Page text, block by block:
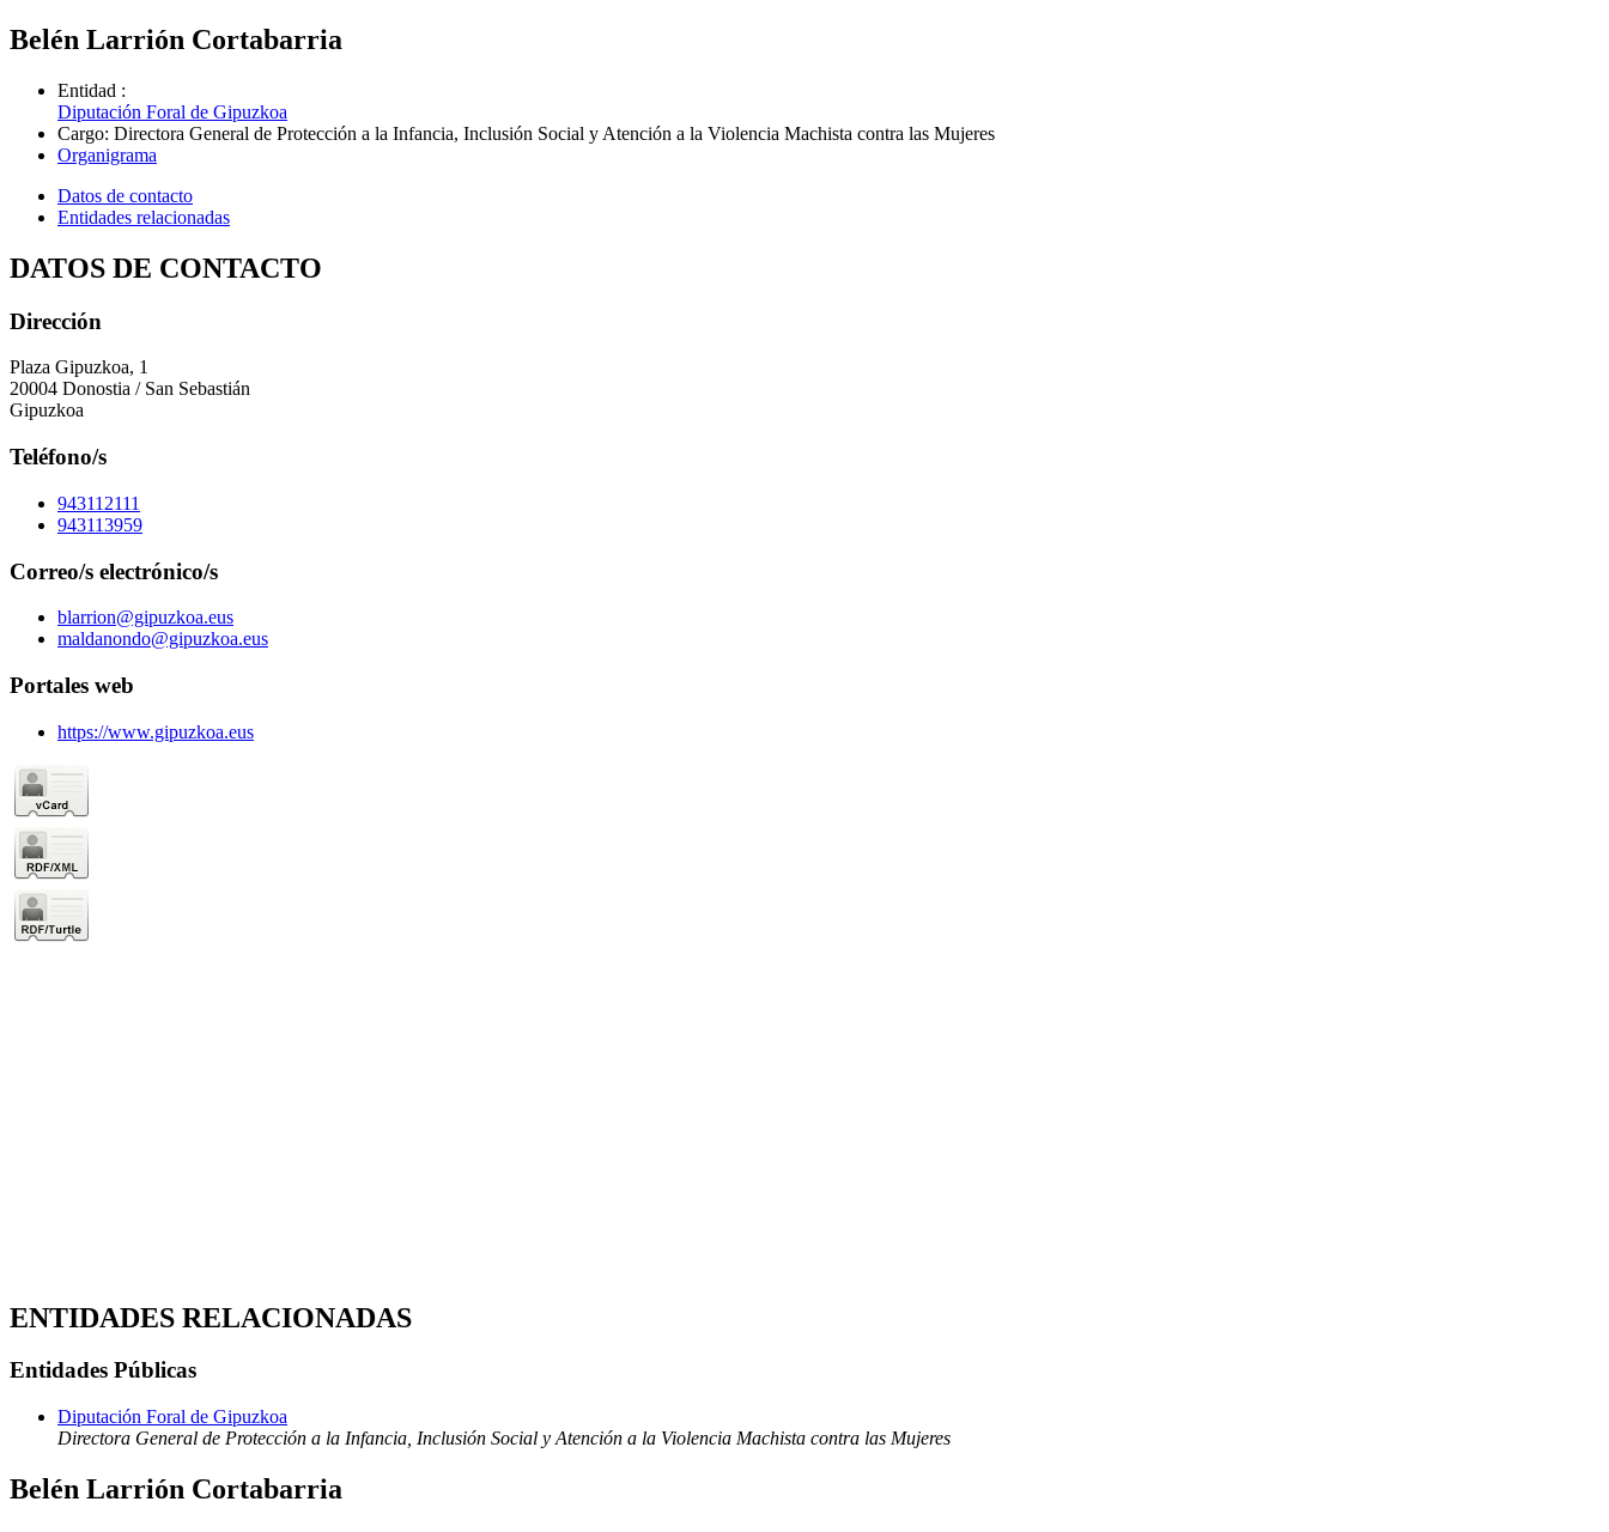
Belén Larrión Cortabarria
Entidad :
Diputación Foral de Gipuzkoa
Cargo: Directora General de Protección a la Infancia, Inclusión Social y Atención a la Violencia Machista contra las Mujeres
Organigrama
Datos de contacto
Entidades relacionadas
DATOS DE CONTACTO
Dirección
Plaza Gipuzkoa, 1
20004 Donostia / San Sebastián
Gipuzkoa
Teléfono/s
943112111
943113959
Correo/s electrónico/s
blarrion@gipuzkoa.eus
maldanondo@gipuzkoa.eus
Portales web
https://www.gipuzkoa.eus
ENTIDADES RELACIONADAS
Entidades Públicas
Diputación Foral de Gipuzkoa
Directora General de Protección a la Infancia, Inclusión Social y Atención a la Violencia Machista contra las Mujeres
Belén Larrión Cortabarria